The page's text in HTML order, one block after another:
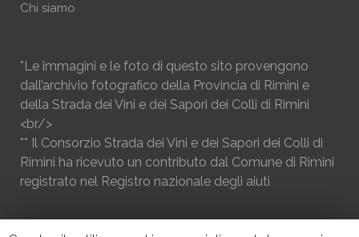
Chi siamo
*Le immagini e le foto di questo sito provengono
dall’archivio fotografico della Provincia di Rimini e
della Strada dei Vini e dei Sapori dei Colli di Rimini
<br/>
** Il Consorzio Strada dei Vini e dei Sapori dei Colli di
Rimini ha ricevuto un contributo dal Comune di Rimini
registrato nel Registro nazionale degli aiuti